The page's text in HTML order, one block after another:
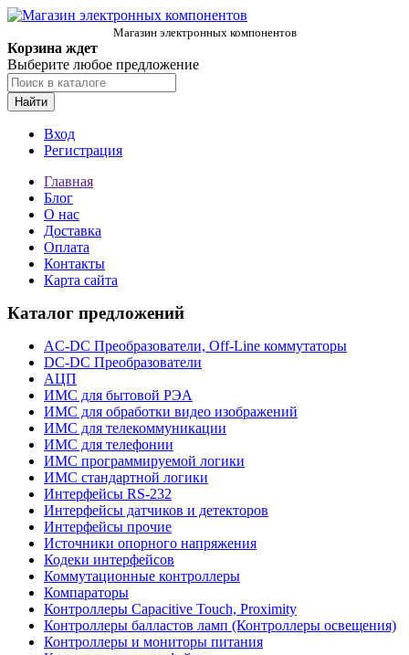
Магазин электронных компонентов
Корзина ждет
Выберите любое предложение
Найти
Вход
Регистрация
Главная
Блог
О нас
Доставка
Оплата
Контакты
Карта сайта
Каталог предложений
AC-DC Преобразователи, Off-Line коммутаторы
DC-DC Преобразователи
АЦП
ИМС для бытовой РЭА
ИМС для обработки видео изображений
ИМС для телекоммуникации
ИМС для телефонии
ИМС программируемой логики
ИМС стандартной логики
Интерфейсы RS-232
Интерфейсы датчиков и детекторов
Интерфейсы прочие
Источники опорного напряжения
Кодеки интерфейсов
Коммутационные контроллеры
Компараторы
Контроллеры Capacitive Touch, Proximity
Контроллеры балластов ламп (Контроллеры освещения)
Контроллеры и мониторы питания